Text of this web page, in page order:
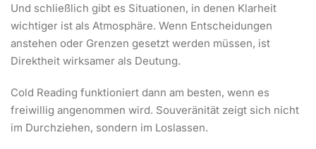
Und schließlich gibt es Situationen, in denen Klarheit
wichtiger ist als Atmosphäre. Wenn Entscheidungen
anstehen oder Grenzen gesetzt werden müssen, ist
Direktheit wirksamer als Deutung.
Cold Reading funktioniert dann am besten, wenn es
freiwillig angenommen wird. Souveränität zeigt sich nicht
im Durchziehen, sondern im Loslassen.